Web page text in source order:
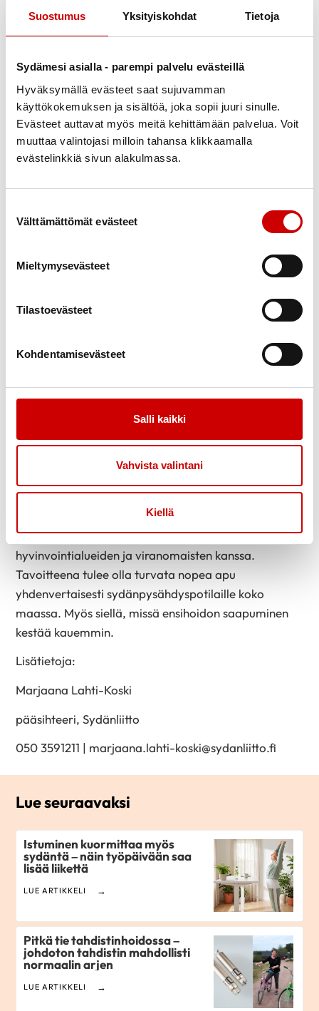
Suostumus Yksityiskohdat Tietoja
Sydämesi asialla - parempi palvelu evästeillä
Hyväksymällä evästeet saat sujuvamman
käyttökokemuksen ja sisältöä, joka sopii juuri sinulle.
Evästeet auttavat myös meitä kehittämään palvelua. Voit
muuttaa valintojasi milloin tahansa klikkaamalla
evästelinkkiä sivun alakulmassa.
Välttämättömät evästeet
Mieltymysevästeet
Tilastoevästeet
Kohdentamisevästeet
Salli kaikki
Vahvista valintani
Kiellä
lainsäädännöllisten esteiden vuoksi. Linjaus estää
myös vastaavan toiminnan kehittämisen muualla
ennuste parane sillä, että tieto avun tarpeesta ei
saavuta auttajia, sanoo Sydänliiton pääsihteeri
Marjaana Lahti-Koski.
Keski-Suomessa toimineet sydäniskuriryhmät on
koulutettu elvytykseen ja sydäniskurin käyttöön, ja
erityisesti pitkien etäisyyksien alueilla.
lainsäädäntöä ja viranomaislinjauksia tarkastellaan
todenneet, että nykyinen tilanne on
– Koulutettuja vapaaehtoisia hyödynnetään
maallikkoelvyttäjäverkostoon kuuluu noin 250 000
maassa. Suomessa ei tule kulkea vastakkaiseen
suuntaan, Sydänliiton sydänturvallisuuden
asiantuntijaMari Blek-Vehkaluotosanoo.
Sydänliitto on valmis osallistumaan ratkaisujen
etsimiseen yhdessä sosiaali- ja terveysministeriön,
hyvinvointialueiden ja viranomaisten kanssa.
Tavoitteena tulee olla turvata nopea apu
yhdenvertaisesti sydänpysähdyspotilaille koko
maassa. Myös siellä, missä ensihoidon saapuminen
kestää kauemmin.
Lisätietoja:
Marjaana Lahti-Koski
pääsihteeri, Sydänliitto
050 3591211 | marjaana.lahti-koski@sydanliitto.fi
Lue seuraavaksi
Istuminen kuormittaa myös
sydäntä – näin työpäivään saa
lisää liikettä
LUE ARTIKKELI
Pitkä tie tahdistinhoidossa –
johdoton tahdistin mahdollisti
normaalin arjen
LUE ARTIKKELI